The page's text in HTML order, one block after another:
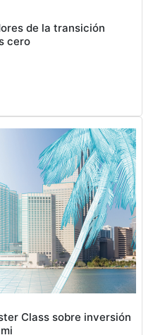
de la transición
cero
Class sobre inversión